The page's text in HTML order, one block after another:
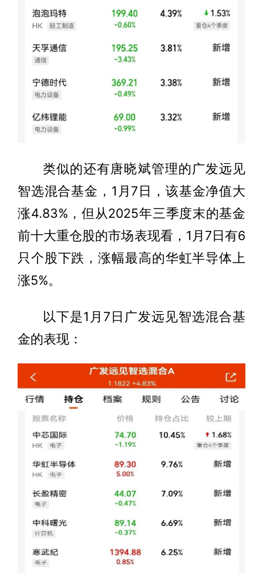
类似的还有唐晓斌管理的广发远见
智选混合基金，1月7日，该基金净值大
涨4.83%，但从2025年三季度末的基金
前十大重仓股的市场表现看，1月7日有6
只个股下跌，涨幅最高的华虹半导体上
涨5%。
以下是1月7日广发远见智选混合基
金的表现：